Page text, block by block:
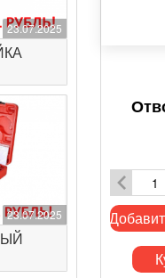
23.07.2025
23.07.2025